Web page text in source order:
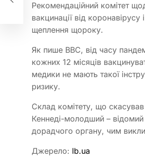
Рекомендаційний комітет
вакцинації від
щеплення щороку.
Як пише BBC, від часу
кожних 12 місяців
медики не мають такої
ризику.
Склад комітету, що
Кеннеді-молодший – відомий
дорадчого органу, чим
Джерело: lb.ua